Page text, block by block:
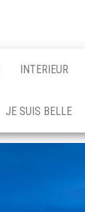
INTERIEUR
JE SUIS BELLE